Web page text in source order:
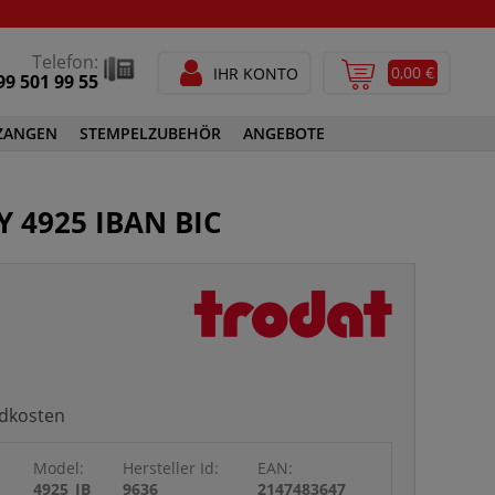
Telefon:
501 99 55
IHR KONTO 0,00 €
STEMPELZUBEHÖR
SPEZIALSTEMPELFARBEN
ANGEBOTE
4925 IBAN BIC
Model:
4925_IB
Hersteller Id:
9636
EAN:
2147483647